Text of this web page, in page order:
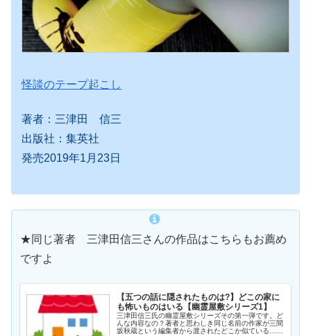
怪談のテープ起こし
著者：三津田 信三
出版社：集英社
発売2019年1月23日
★同じ著者 三津田信三さんの作品はこちらもお薦め
ですよ
【五つの話に隠されたものは?】どこの家に
も怖いものはいる【幽霊屋敷シリーズ1】
三津田信三氏の幽霊屋敷シリーズその第一弾です。ど
んな内容なの？著者と思わしき同じ名前の作家が三間
坂秋蔵という編集者から渡されたどこか似ている…と